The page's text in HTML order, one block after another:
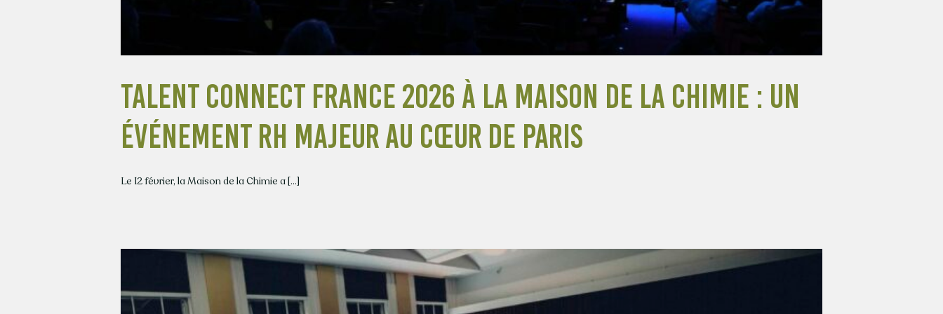
Talent Connect France 2026 à la Maison de la Chimie : un
événement RH majeur au cœur de Paris
Le 12 février, la Maison de la Chimie a [...]